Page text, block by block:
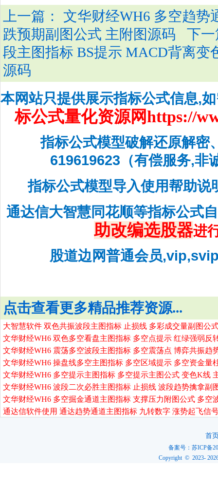
上一篇： 文华财经WH6 多空趋势
跌预期副图公式 主附图源码
下
段主图指标 BS提示 MACD背离变
源码
本网站只提供展示指标公式信息,
标公式量化资源网https://
指标公式模型破解还原解密
619619623（有偿服务,非
指标公式模型导入使用帮助说
通达信大智慧同花顺等指标公式
助改编选股器进
股道边网普通会员
点击查看更多精品推荐资源...
大智慧软件 双色共振波段主图指标 止损线 多彩成交量副图公
文华财经WH6 双色多空看盘主图指标 多空点提示 红绿强弱反
文华财经WH6 震荡多空波段主图指标 多空震荡点 博弈共振趋
文华财经WH6 操盘线多空主图指标 多空区域提示 多空资金量
文华财经WH6 多空提示主图指标 多空提示主图公式 变色K线
文华财经WH6 波段二次必胜主图指标 止损线 波段趋势擒拿副
文华财经WH6 多空掘金通道主图指标 支撑压力附图公式 多空
通达信软件使用 通达趋势通道主图指标 九转数字 涨势起飞信
首
备案号：苏ICP备
Copyright © 2023-